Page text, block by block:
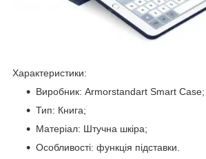
Характеристики:
Виробник: Armorstandart Smart Case;
Тип: Книга;
Матеріал: Штучна шкіра;
Особливості: функція підставки.